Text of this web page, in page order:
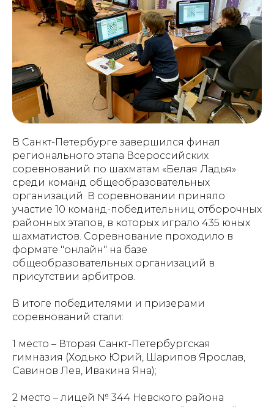
В Санкт-Петербурге завершился финал
регионального этапа Всероссийских
соревнований по шахматам «Белая Ладья»
среди команд общеобразовательных
организаций. В соревновании приняло
участие 10 команд-победительниц отборочных
районных этапов, в которых играло 435 юных
шахматистов. Соревнование проходило в
формате "онлайн" на базе
общеобразовательных организаций в
присутствии арбитров.
В итоге победителями и призерами
соревнований стали:
1 место – Вторая Санкт-Петербургская
гимназия (Ходько Юрий, Шарипов Ярослав,
Савинов Лев, Ивакина Яна);
2 место – лицей № 344 Невского района